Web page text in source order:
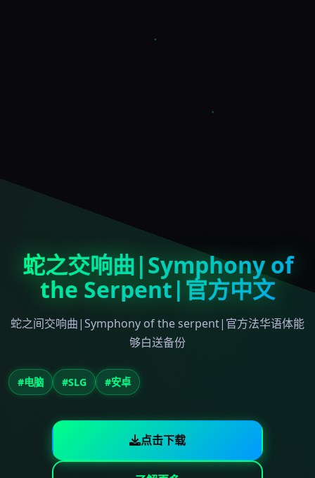
蛇之交响曲|Symphony of
the Serpent|官方中文
蛇之间交响曲|Symphony of the serpent|官方法华语体能
够白送备份
#电脑 #SLG #安卓
点击下载